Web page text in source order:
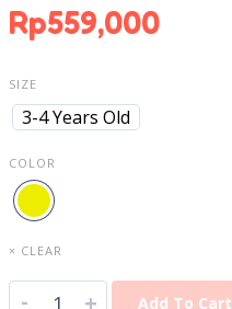
Rp559,000
SIZE
3-4 Years Old
COLOR
× CLEAR
- + Add To Cart